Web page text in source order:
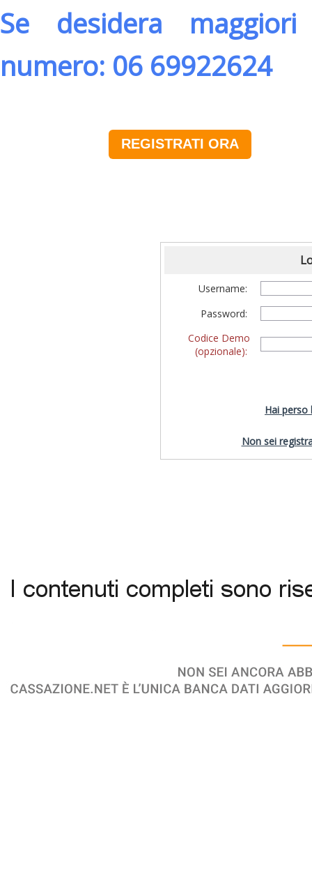
Se desidera
numero: 06 69922624
REGISTRATI ORA
Username:
Password:
Codice Demo
(opzionale):
Hai perso
Non sei